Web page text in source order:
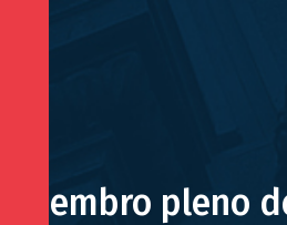
pleno